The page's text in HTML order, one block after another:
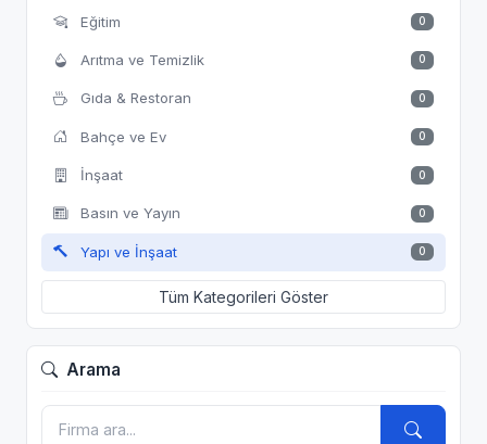
Eğitim 0
Arıtma ve Temizlik 0
Gıda & Restoran 0
Bahçe ve Ev 0
İnşaat 0
Basın ve Yayın 0
Yapı ve İnşaat 0
Tüm Kategorileri Göster
Arama